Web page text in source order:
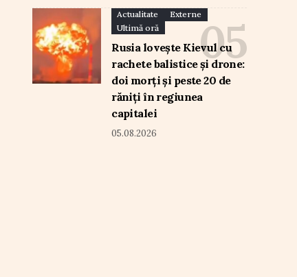
Actualitate
Externe
Ultimă oră
Rusia lovește Kievul cu
rachete balistice și drone:
doi morți și peste 20 de
răniți în regiunea
capitalei
05.08.2026